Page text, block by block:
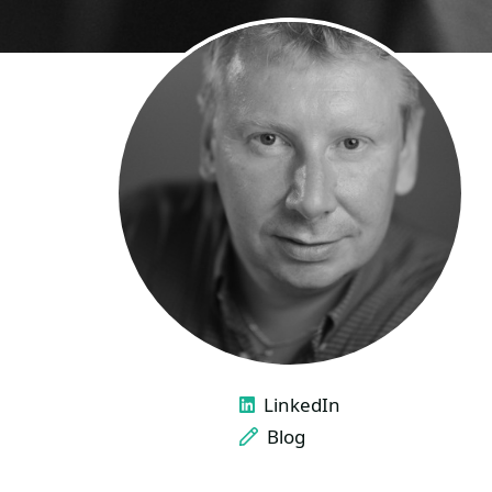
LINKS
LinkedIn
Blog